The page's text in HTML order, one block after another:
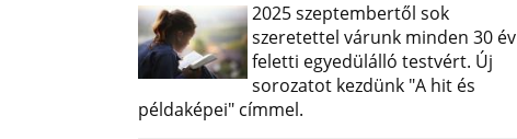
2025 szeptembertől sok
szeretettel várunk minden 30 év
feletti egyedülálló testvért. Új
sorozatot kezdünk "A hit és
példaképei" címmel.